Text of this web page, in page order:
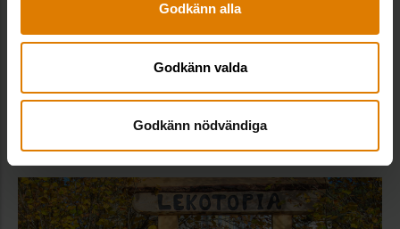
Godkänn alla
Godkänn valda
Godkänn nödvändiga
Öppen drogscen borta i Storvreten